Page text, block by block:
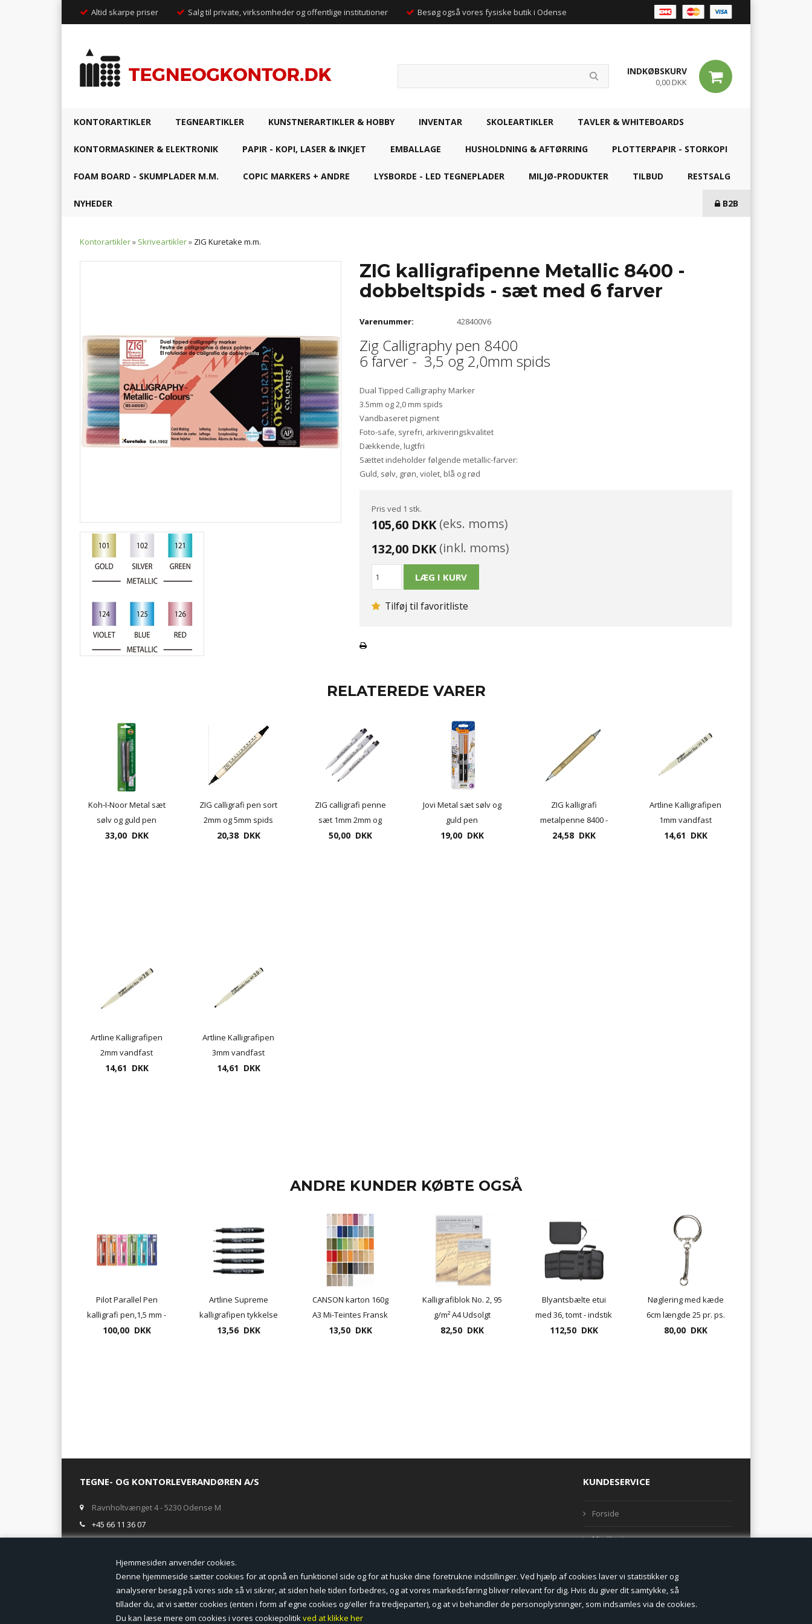
Hjemmesiden anvender cookies.
Denne hjemmeside sætter cookies for at opnå en funktionel side og for at huske dine foretrukne indstillinger. Ved hjælp af cookies laver vi statistikker og
analyserer besøg på vores side så vi sikrer, at siden hele tiden forbedres, og at vores markedsføring bliver relevant for dig. Hvis du giver dit samtykke, så
tillader du, at vi sætter cookies (enten i form af egne cookies og/eller fra tredjeparter), og at vi behandler de personoplysninger, som indsamles via de cookies.
Du kan læse mere om cookies i vores cookiepolitikved at klikke her
Altid skarpe priser Salg til private, virksomheder og offentlige institutioner Besøg også vores fysiske butik i Odense
INDKØBSKURV
0,00 DKK
KONTORARTIKLER TEGNEARTIKLER KUNSTNERARTIKLER & HOBBY INVENTAR SKOLEARTIKLER TAVLER & WHITEBOARDS
KONTORMASKINER & ELEKTRONIK PAPIR - KOPI, LASER & INKJET EMBALLAGE HUSHOLDNING & AFTØRRING PLOTTERPAPIR - STORKOPI
FOAM BOARD - SKUMPLADER M.M. COPIC MARKERS + ANDRE LYSBORDE - LED TEGNEPLADER MILJØ-PRODUKTER TILBUD RESTSALG
NYHEDER B2B
Kontorartikler» Skriveartikler» ZIG Kuretake m.m.
ZIG kalligrafipenne Metallic 8400 -
dobbeltspids - sæt med 6 farver
Varenummer: 428400V6
Zig Calligraphy pen 8400
6 farver - 3,5 og 2,0mm spids
Dual Tipped Calligraphy Marker
3.5mm og 2,0 mm spids
Vandbaseret pigment
Foto-safe, syrefri, arkiveringskvalitet
Dækkende, lugtfri
Sættet indeholder følgende metallic-farver:
Guld, sølv, grøn, violet, blå og rød
Pris ved 1 stk.
105,60 DKK(eks. moms)
132,00 DKK(inkl. moms)
Tilføj til favoritliste
RELATEREDE VARER
Koh-I-Noor Metal sæt
sølv og guld pen
33,00 DKK
ZIG calligrafi pen sort
2mm og 5mm spids
MS-3400
20,38 DKK
ZIG calligrafi penne
sæt 1mm 2mm og
3mm
50,00 DKK
Jovi Metal sæt sølv og
guld pen
19,00 DKK
ZIG kalligrafi
metalpenne 8400 -
dobbeltspids - Guld
24,58 DKK
Artline Kalligrafipen
1mm vandfast
pigmentblæk
14,61 DKK
Artline Kalligrafipen
2mm vandfast
pigmentblæk
14,61 DKK
Artline Kalligrafipen
3mm vandfast
pigmentblæk
14,61 DKK
ANDRE KUNDER KØBTE OGSÅ
Pilot Parallel Pen
kalligrafi pen,1,5 mm -
2,4mm 3,0mm - 3,8mm
100,00 DKK
Artline Supreme
kalligrafipen tykkelse
1 - 2 - 3 - 4 eller 5 mm
13,56 DKK
CANSON karton 160g
A3 Mi-Teintes Fransk
karton (enkelt ark)
13,50 DKK
Kalligrafiblok No. 2, 95
g/m² A4 Udsolgt
alternativ varenr.
82,50 DKK
Blyantsbælte etui
med 36, tomt - indstik
til blyanter, pencils
112,50 DKK
Nøglering med kæde
6cm længde 25 pr. ps.
80,00 DKK
TEGNE- OG KONTORLEVERANDØREN A/S
Ravnholtvænget 4 - 5230 Odense M
+45 66 11 36 07
salg@tegneogkontor.dk
ÅBNINGSTIDER I BUTIKKEN
Mandag-Fredag: 8.00 - 17.00
Ring gerne for lagerstatus inden besøg i butikken
KUNDESERVICE
Forside
Min Konto
Vilkår og betingelser